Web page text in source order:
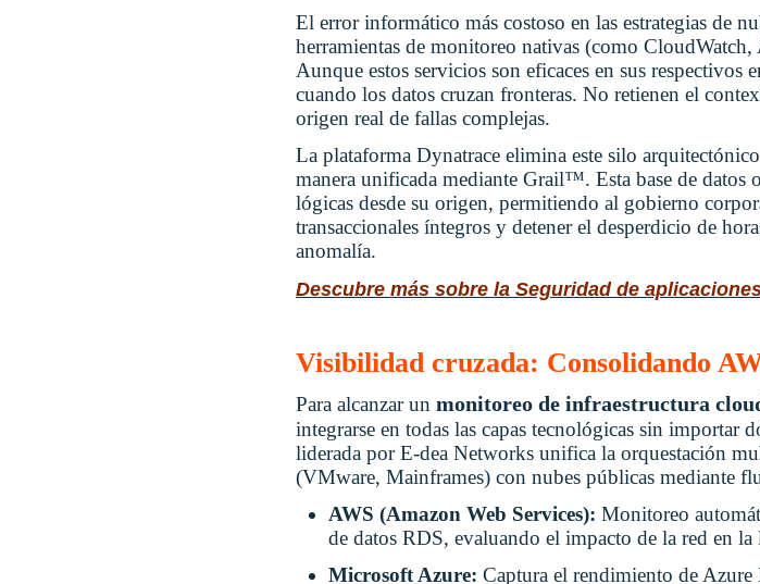
El error informático más costoso en las estrategias de
herramientas de monitoreo nativas (como
Aunque estos servicios son eficaces en sus
cuando los datos cruzan fronteras. No retienen el
origen real de fallas complejas.
La plataforma Dynatrace elimina este silo
manera unificada mediante Grail™. Esta base de datos
lógicas desde su origen, permitiendo al gobierno
transaccionales íntegros y detener el desperdicio de
anomalía.
Descubre más sobre la Seguridad de
Visibilidad cruzada: Consolidando
Para alcanzar un monitoreo de infraestructura
integrarse en todas las capas tecnológicas sin importar
liderada por E-dea Networks unifica la orquestación
(VMware, Mainframes) con nubes públicas mediante
AWS (Amazon Web Services): Monitoreo
de datos RDS, evaluando el impacto de la red en la
Microsoft Azure: Captura el rendimiento de